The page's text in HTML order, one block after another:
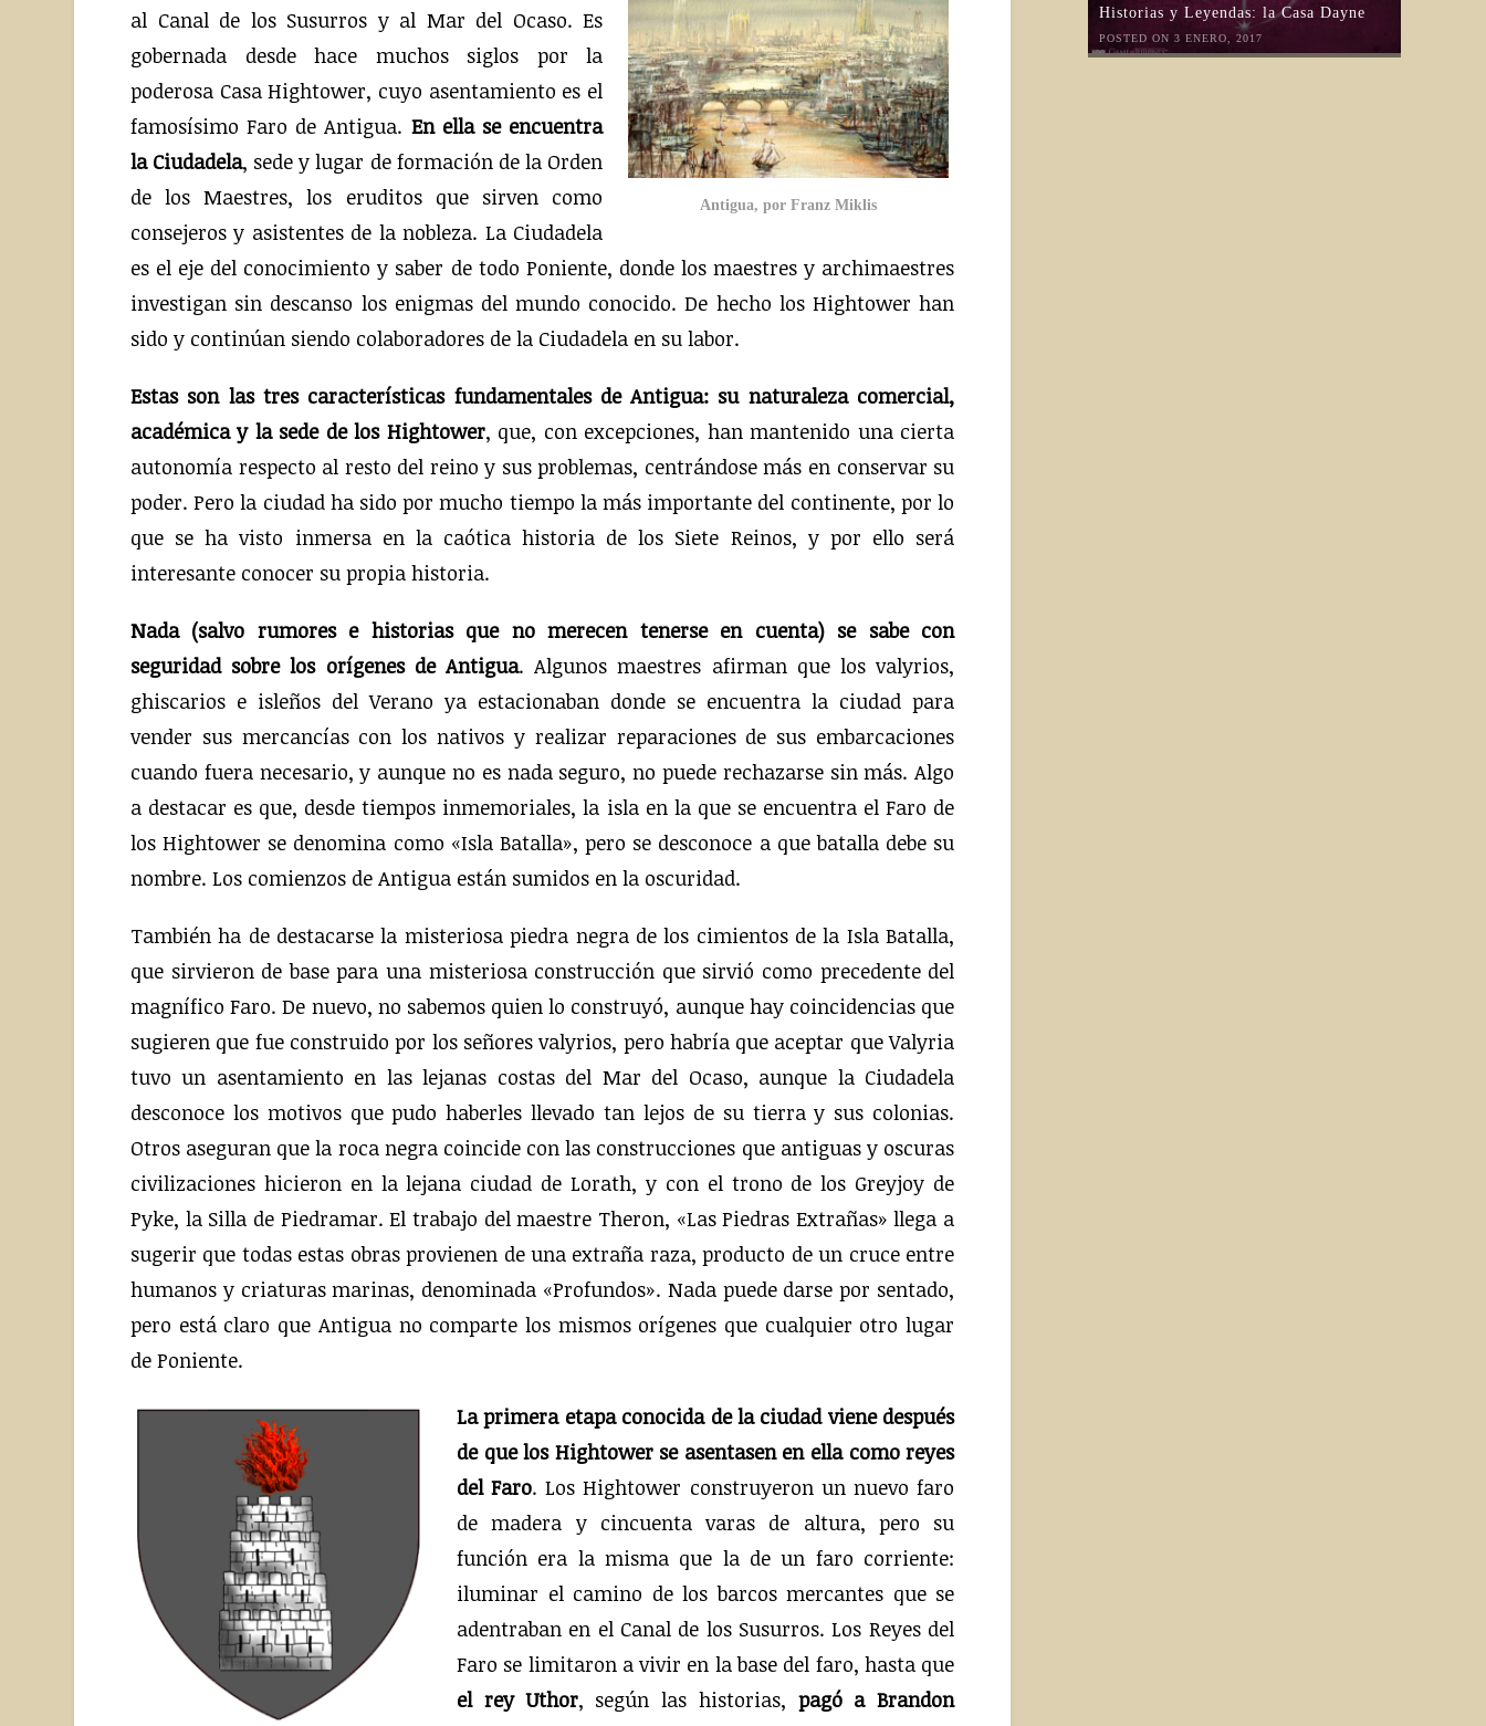
Antigua, por Franz Miklis
al Canal de los Susurros y al Mar del Ocaso. Es
gobernada desde hace muchos siglos por la
poderosa Casa Hightower, cuyo asentamiento es el
famosísimo Faro de Antigua. En ella se encuentra
la Ciudadela, sede y lugar de formación de la Orden
de los Maestres, los eruditos que sirven como
consejeros y asistentes de la nobleza. La Ciudadela
es el eje del conocimiento y saber de todo Poniente, donde los maestres y archimaestres
investigan sin descanso los enigmas del mundo conocido. De hecho los Hightower han
sido y continúan siendo colaboradores de la Ciudadela en su labor.
Estas son las tres características fundamentales de Antigua: su naturaleza comercial,
académica y la sede de los Hightower, que, con excepciones, han mantenido una cierta
autonomía respecto al resto del reino y sus problemas, centrándose más en conservar su
poder. Pero la ciudad ha sido por mucho tiempo la más importante del continente, por lo
que se ha visto inmersa en la caótica historia de los Siete Reinos, y por ello será
interesante conocer su propia historia.
Nada (salvo rumores e historias que no merecen tenerse en cuenta) se sabe con
seguridad sobre los orígenes de Antigua. Algunos maestres afirman que los valyrios,
ghiscarios e isleños del Verano ya estacionaban donde se encuentra la ciudad para
vender sus mercancías con los nativos y realizar reparaciones de sus embarcaciones
cuando fuera necesario, y aunque no es nada seguro, no puede rechazarse sin más. Algo
a destacar es que, desde tiempos inmemoriales, la isla en la que se encuentra el Faro de
los Hightower se denomina como «Isla Batalla», pero se desconoce a que batalla debe su
nombre. Los comienzos de Antigua están sumidos en la oscuridad.
También ha de destacarse la misteriosa piedra negra de los cimientos de la Isla Batalla,
que sirvieron de base para una misteriosa construcción que sirvió como precedente del
magnífico Faro. De nuevo, no sabemos quien lo construyó, aunque hay coincidencias que
sugieren que fue construido por los señores valyrios, pero habría que aceptar que Valyria
tuvo un asentamiento en las lejanas costas del Mar del Ocaso, aunque la Ciudadela
desconoce los motivos que pudo haberles llevado tan lejos de su tierra y sus colonias.
Otros aseguran que la roca negra coincide con las construcciones que antiguas y oscuras
civilizaciones hicieron en la lejana ciudad de Lorath, y con el trono de los Greyjoy de
Pyke, la Silla de Piedramar. El trabajo del maestre Theron, «Las Piedras Extrañas» llega a
sugerir que todas estas obras provienen de una extraña raza, producto de un cruce entre
humanos y criaturas marinas, denominada «Profundos». Nada puede darse por sentado,
pero está claro que Antigua no comparte los mismos orígenes que cualquier otro lugar
de Poniente.
La primera etapa conocida de la ciudad viene después
de que los Hightower se asentasen en ella como reyes
del Faro. Los Hightower construyeron un nuevo faro
de madera y cincuenta varas de altura, pero su
función era la misma que la de un faro corriente:
iluminar el camino de los barcos mercantes que se
adentraban en el Canal de los Susurros. Los Reyes del
Faro se limitaron a vivir en la base del faro, hasta que
el rey Uthor, según las historias, pagó a Brandon
Historias y Leyendas: la Casa Dayne
POSTED ON 3 ENERO, 2017